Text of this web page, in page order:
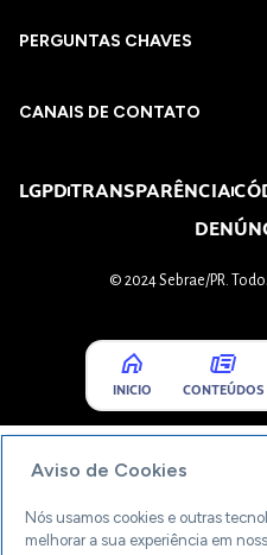
PERGUNTAS CHAVES​
CANAIS DE CONTATO
LGPDTRANSPARÊNCIA
© 2024 Sebrae/PR.
INICIO CONTEÚDOS
Aviso de Cookies
Nós usamos cookies e outras
melhorar a sua experiência em